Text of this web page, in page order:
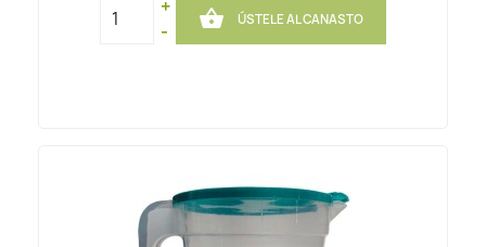
+
-
 ÚSTELE AL CANASTO